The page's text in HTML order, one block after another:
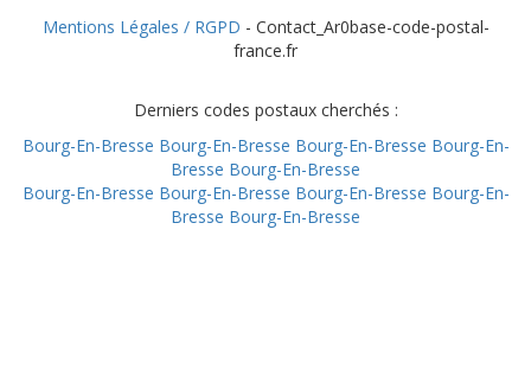
Mentions Légales / RGPD - Contact_Ar0base-code-postal-
france.fr
Derniers codes postaux cherchés :
Bourg-En-Bresse Bourg-En-Bresse Bourg-En-Bresse Bourg-En-
Bresse Bourg-En-Bresse
Bourg-En-Bresse Bourg-En-Bresse Bourg-En-Bresse Bourg-En-
Bresse Bourg-En-Bresse